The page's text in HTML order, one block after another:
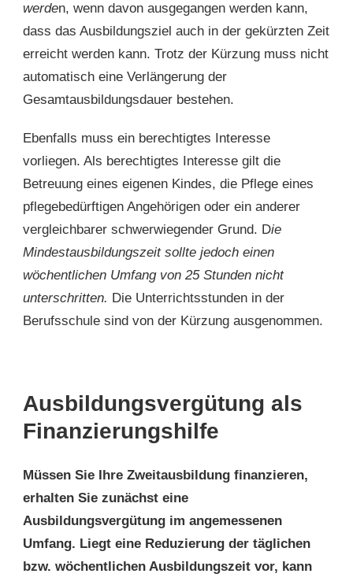
werden, wenn davon ausgegangen werden kann,
dass das Ausbildungsziel auch in der gekürzten Zeit
erreicht werden kann. Trotz der Kürzung muss nicht
automatisch eine Verlängerung der
Gesamtausbildungsdauer bestehen.
Ebenfalls muss ein berechtigtes Interesse
vorliegen. Als berechtigtes Interesse gilt die
Betreuung eines eigenen Kindes, die Pflege eines
pflegebedürftigen Angehörigen oder ein anderer
vergleichbarer schwerwiegender Grund. Die
Mindestausbildungszeit sollte jedoch einen
wöchentlichen Umfang von 25 Stunden nicht
unterschritten. Die Unterrichtsstunden in der
Berufsschule sind von der Kürzung ausgenommen.
Ausbildungsvergütung als
Finanzierungshilfe
Müssen Sie Ihre Zweitausbildung finanzieren,
erhalten Sie zunächst eine
Ausbildungsvergütung im angemessenen
Umfang. Liegt eine Reduzierung der täglichen
bzw. wöchentlichen Ausbildungszeit vor, kann